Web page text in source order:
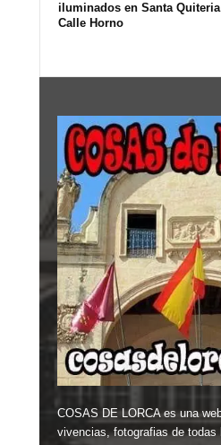
iluminados en Santa
Calle Horno
COSAS DE LORCA es una
vivencias, fotografias de todas